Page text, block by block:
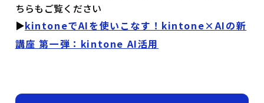
ちらもご覧ください
▶kintoneでAIを使いこなす！kintone×AIの新
講座 第一弾：kintone AI活用